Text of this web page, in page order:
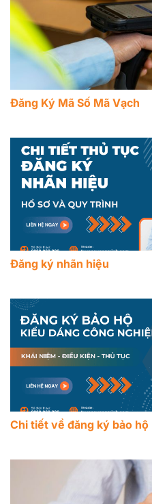
Đăng Ký Mã Số Mã Vạch
Đăng ký nhãn hiệu
Chi tiết về đăng ký bảo